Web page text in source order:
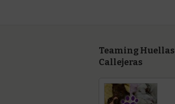
Teaming Huellas
Callejeras